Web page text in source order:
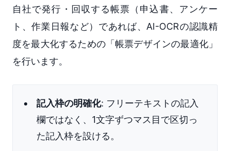
自社で発行・回収する帳票（申込書、アンケー
ト、作業日報など）であれば、AI-OCRの認識精
度を最大化するための「帳票デザインの最適化」
を行います。
記入枠の明確化: フリーテキストの記入
欄ではなく、1文字ずつマス目で区切っ
た記入枠を設ける。